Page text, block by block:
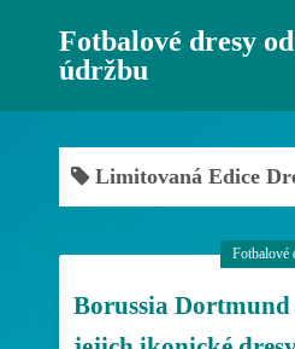
p
Fotbalové dresy
údržbu
Limitovaná Edice
Borussia Dortmund
Fotbalové